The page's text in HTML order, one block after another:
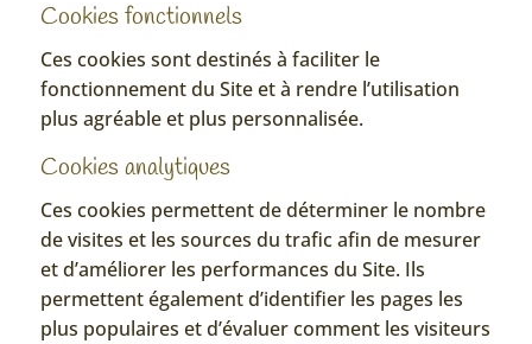
Cookies fonctionnels
Ces cookies sont destinés à faciliter le
fonctionnement du Site et à rendre l’utilisation
plus agréable et plus personnalisée.
Cookies analytiques
Ces cookies permettent de déterminer le nombre
de visites et les sources du trafic afin de mesurer
et d’améliorer les performances du Site. Ils
permettent également d’identifier les pages les
plus populaires et d’évaluer comment les visiteurs